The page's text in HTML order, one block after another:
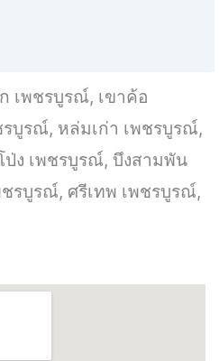
เพชรบูรณ์, เขาค้อ
บูรณ์, หล่มเก่า เพชรบูรณ์,
ป่ง เพชรบูรณ์, บึงสามพัน
รบูรณ์, ศรีเทพ เพชรบูรณ์,